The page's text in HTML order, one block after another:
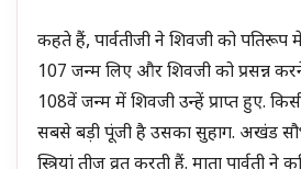
कहते हैं, पार्वतीजी ने शिवजी को पतिरूप
107 जन्म लिए और शिवजी को प्रसन्न
108वें जन्म में शिवजी उन्हें प्राप्त हुए.
सबसे बड़ी पूंजी है उसका सुहाग. अखंड